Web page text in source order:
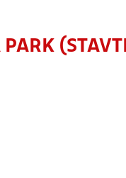
PARK